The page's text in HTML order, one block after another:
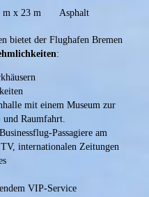
m x 23 m Asphalt
bietet der Flughafen Bremen
:
mit einem Museum zur
Raumfahrt.
Passagiere am
internationalen Zeitungen
VIP-Service